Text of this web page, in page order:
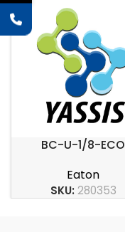
BC-U-1/8-ECO
Eaton
SKU:280353